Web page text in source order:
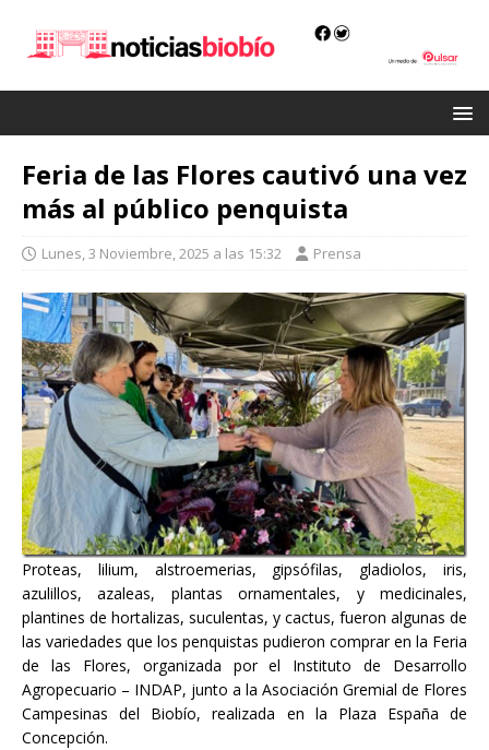
Feria de las Flores cautivó una vez
más al público penquista
Lunes, 3 Noviembre, 2025 a las 15:32 Prensa
Proteas, lilium, alstroemerias, gipsófilas, gladiolos, iris,
azulillos, azaleas, plantas ornamentales, y medicinales,
plantines de hortalizas, suculentas, y cactus, fueron algunas de
las variedades que los penquistas pudieron comprar en la Feria
de las Flores, organizada por el Instituto de Desarrollo
Agropecuario – INDAP, junto a la Asociación Gremial de Flores
Campesinas del Biobío, realizada en la Plaza España de
Concepción.